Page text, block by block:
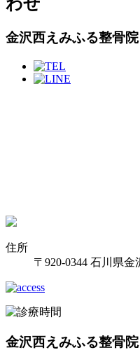
わせ
金沢西えみふる整骨院
住所
〒920-0344 石川県
金沢西えみふる整骨